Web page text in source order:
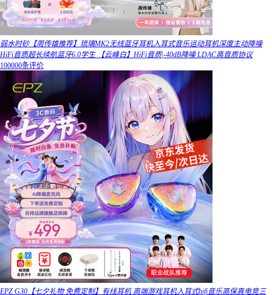
弱水时砂【周传雄推荐】琉璃MK2无线蓝牙耳机入耳式音乐运动耳机深度主动降噪
HiFi音质超长续航蓝牙6.0学生 【云峰白】HiFi音质|-40dB降噪 LDAC高音质协议
100000条评价
EPZ G30【七夕礼物 免费定制】有线耳机 高端游戏耳机入耳式hifi音乐高保真电竞三